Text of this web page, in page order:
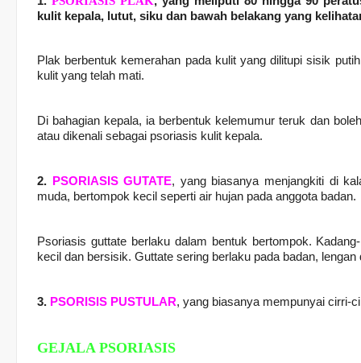
kulit kepala, lutut, siku dan bawah belakang yang
Plak berbentuk kemerahan pada kulit yang dilitupi sisik
kulit yang telah mati.
Di bahagian kepala, ia berbentuk kelemumur teruk dan
atau dikenali sebagai psoriasis kulit kepala.
2. PSORIASIS GUTATE, yang biasanya menjangkiti di
muda, bertompok kecil seperti air hujan pada anggota badan.
Psoriasis guttate berlaku dalam bentuk bertompok.
kecil dan bersisik. Guttate sering berlaku pada badan, lengan
3. PSORISIS PUSTULAR, yang biasanya mempunyai cirri-
GEJALA PSORIASIS